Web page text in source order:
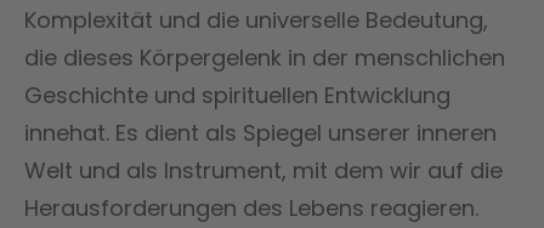
Komplexität und die universelle Bedeutung,
die dieses Körpergelenk in der menschlichen
Geschichte und spirituellen Entwicklung
innehat. Es dient als Spiegel unserer inneren
Welt und als Instrument, mit dem wir auf die
Herausforderungen des Lebens reagieren.